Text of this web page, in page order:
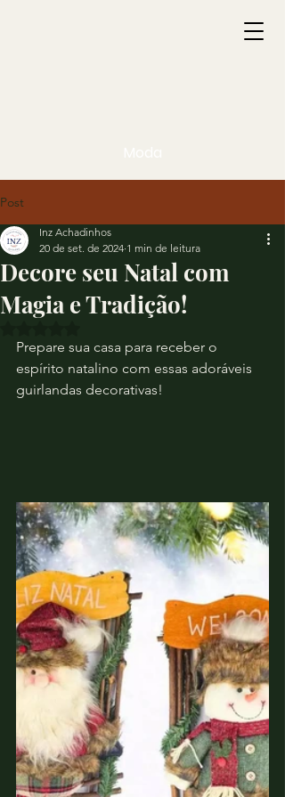
Post
Decore seu Natal com
Magia e Tradição!
Inz Achadinhos
20 de set. de 2024 1 min de leitura
Prepare sua casa para receber o
espírito natalino com essas adoráveis
guirlandas decorativas!